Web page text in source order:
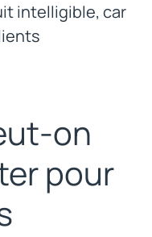
intelligible, car
on
pour